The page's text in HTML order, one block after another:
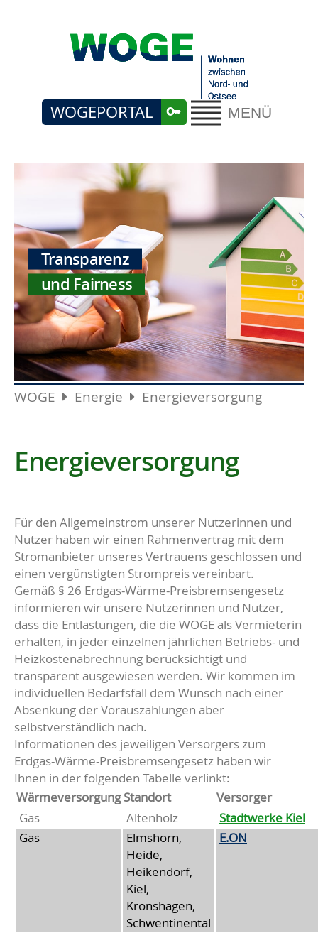
MENÜ
WOGEPORTAL
Transparenz
und Fairness
WOGE Energie Energieversorgung
Energieversorgung
Für den Allgemeinstrom unserer Nutzerinnen und
Nutzer haben wir einen Rahmenvertrag mit dem
Stromanbieter unseres Vertrauens geschlossen und
einen vergünstigten Strompreis vereinbart.
Gemäß § 26 Erdgas-Wärme-Preisbremsengesetz
informieren wir unsere Nutzerinnen und Nutzer,
dass die Entlastungen, die die WOGE als Vermieterin
erhalten, in jeder einzelnen jährlichen Betriebs- und
Heizkostenabrechnung berücksichtigt und
transparent ausgewiesen werden. Wir kommen im
individuellen Bedarfsfall dem Wunsch nach einer
Absenkung der Vorauszahlungen aber
selbstverständlich nach.
Informationen des jeweiligen Versorgers zum
Erdgas-Wärme-Preisbremsengesetz haben wir
Ihnen in der folgenden Tabelle verlinkt:
Wärmeversorgung Standort
Versorger
Gas
Altenholz
Stadtwerke Kiel
Gas
Elmshorn,
Heide,
Heikendorf,
Kiel,
Kronshagen,
Schwentinental
E.ON